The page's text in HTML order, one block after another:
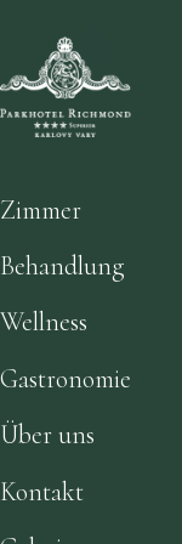
Zimmer
Behandlung
Wellness
Gastronomie
Über uns
Kontakt